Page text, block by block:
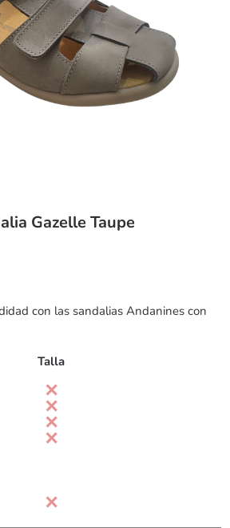
Gazelle Taupe
con las sandalias Andanines con
Talla